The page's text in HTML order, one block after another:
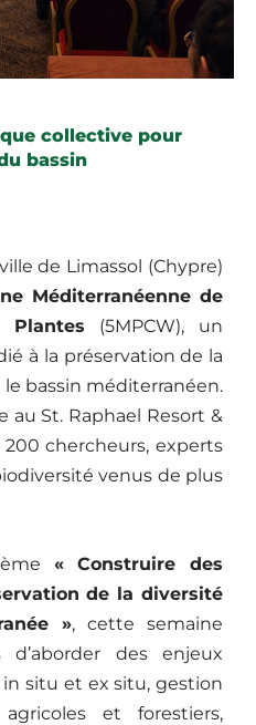
collective pour
bassin
de Limassol (Chypre)
Méditerranéenne de
Plantes (5MPCW), un
à la préservation de la
bassin méditerranéen.
au St. Raphael Resort &
chercheurs, experts
venus de plus
« Construire des
de la diversité
», cette semaine
des enjeux
situ et ex situ, gestion
et forestiers,